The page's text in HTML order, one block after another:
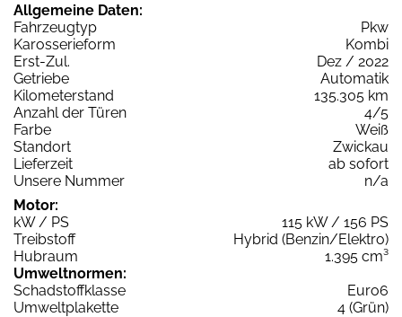
Allgemeine Daten:
Fahrzeugtyp
Pkw
Karosserieform
Kombi
Erst-Zul.
Dez / 2022
Getriebe
Automatik
Kilometerstand
135.305 km
Anzahl der Türen
4/5
Farbe
Weiß
Standort
Zwickau
Lieferzeit
ab sofort
Unsere Nummer
n/a
Motor:
kW / PS
115 kW / 156 PS
Treibstoff
Hybrid (Benzin/Elektro)
Hubraum
1.395 cm³
Umweltnormen:
Schadstoffklasse
Euro6
Umweltplakette
4 (Grün)